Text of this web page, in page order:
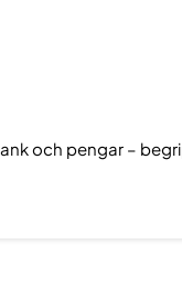
och pengar –